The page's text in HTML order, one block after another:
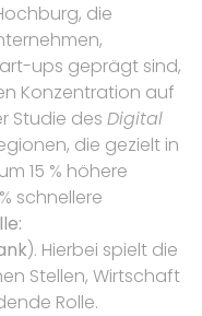
die
ups geprägt sind,
Konzentration auf
Studie des Digital
die gezielt in
15 % höhere
schnellere
). Hierbei spielt die
Stellen, Wirtschaft
Rolle.